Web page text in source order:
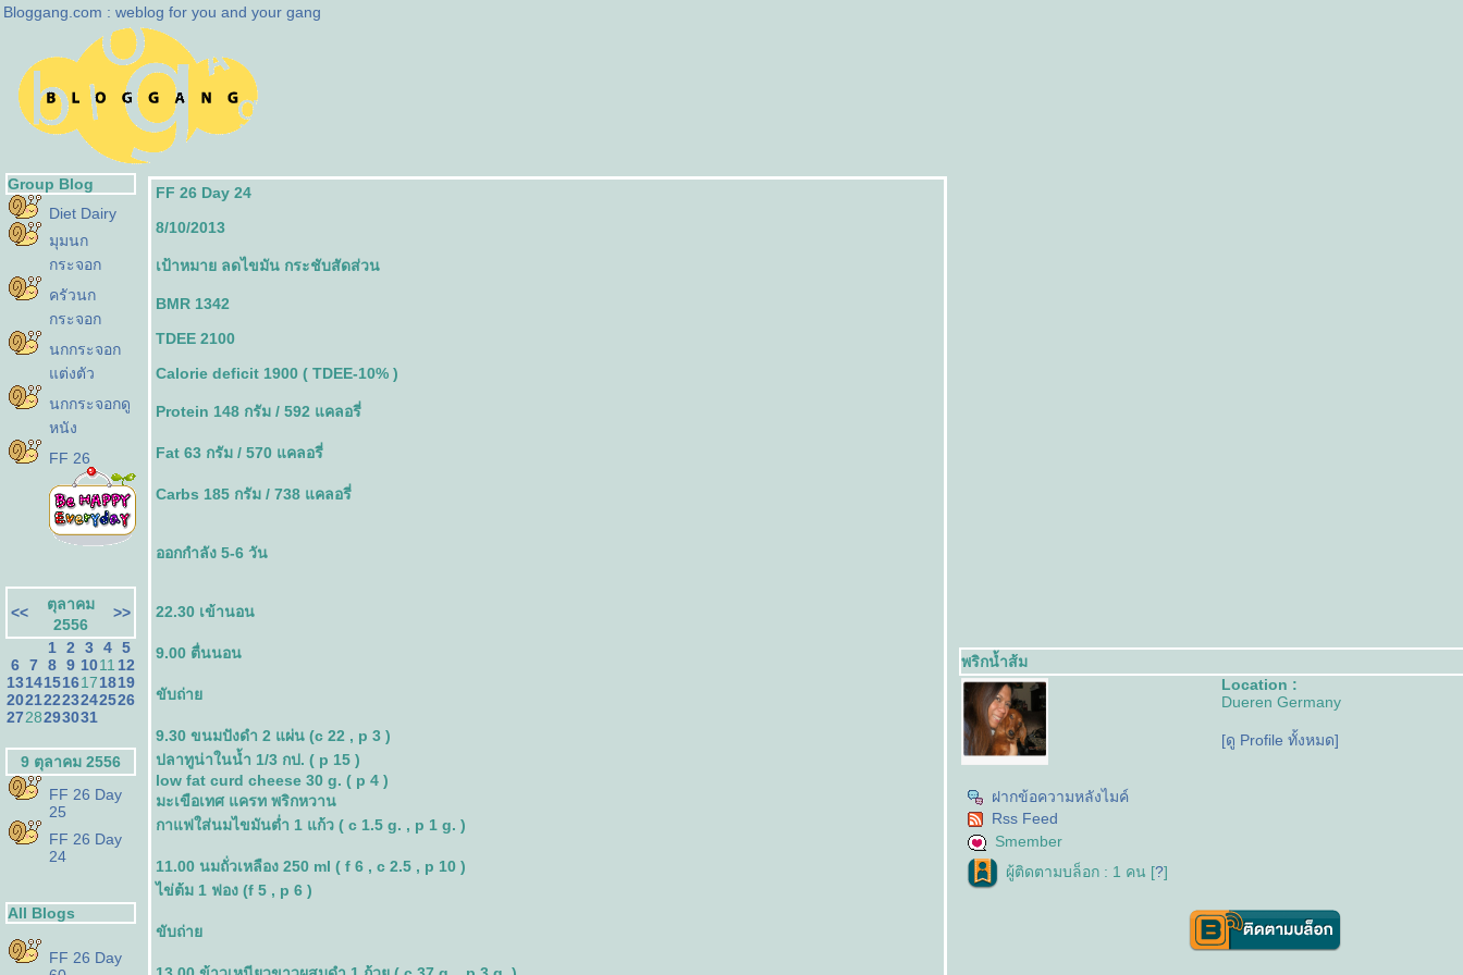
Bloggang.com : weblog for you and your gang
Group Blog
Diet Dairy
มุมนก
กระจอก
ครัวนก
กระจอก
นกกระจอก
ต่งตัว
นกกระจอกดู
หนัง
FF 26
<<
ตุลาคม
2556
>>
1 2 3 4 5
6 7 8 9 1011 12
13141516171819
20212223242526
2728293031
9 ตุลาคม 2556
FF 26 Day
25
FF 26 Day
24
All Blogs
FF 26 Day
FF 26 Day 24
8/10/2013
เป้าหมาย ลดไขมัน กระชับสัดส่วน
BMR 1342
TDEE 2100
Calorie deficit 1900 ( TDEE-10% )
Protein 148 กรัม / 592 แคลอรี่
Fat 63 กรัม / 570 แคลอรี่
Carbs 185 กรัม / 738 แคลอรี่
ออกกำลัง 5-6 วัน
22.30 เข้านอน
9.00 ตื่นนอน
ขับถ่า
9.30 ขนมปังดำ 2 แผ่น (c 22 , p 3 )
ปลาทูน่าในน้ำ 1/3 กป. ( p 15 )
low fat curd cheese 30 g. ( p 4 )
มะเขือเทศ แครท พริกหวาน
กาแฟใส่นมไขมันต่ำ 1 แก้ว ( c 1.5 g. , p 1 g. )
11.00 นมถั่วเหลือง 250 ml ( f 6 , c 2.5 , p 10 )
ไข่ต้ม 1 ฟอง (f 5 , p 6 )
ขับถ่า
พริกน้ำส้ม
Location :
Dueren Germany
[ดู Profile ทั้งหมด]
ฝากข้อความหลังไมค์
Rss Feed
Smember
ผู้ติดตามบล็อก : 1 คน [?]